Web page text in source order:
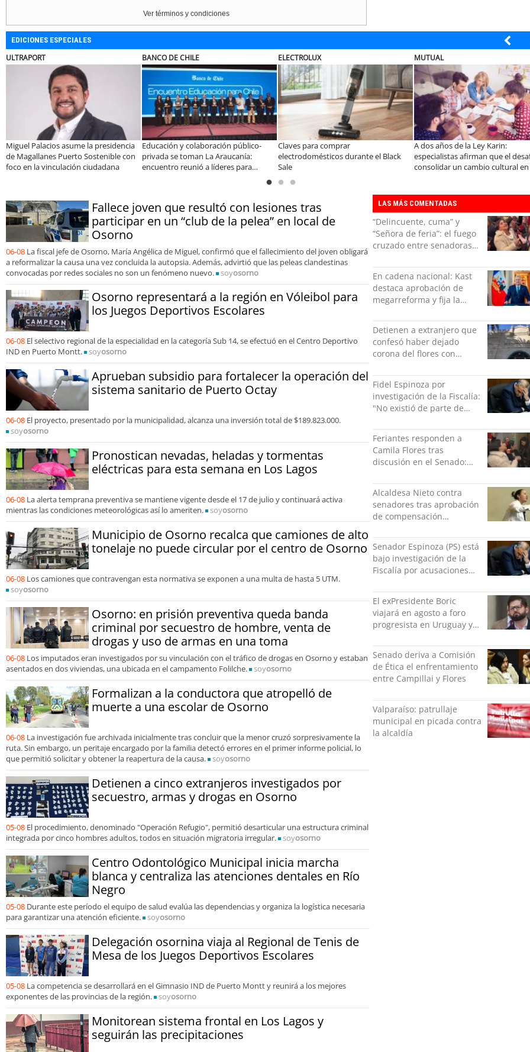
Ver términos y condiciones
EDICIONES ESPECIALES
el Black
A dos años de la Ley Karin:
especialistas afirman que el desafío es
consolidar un cambio cultural en las
¿Qué buscan hoy las familias en la
tecnología para el hogar?
JAC renueva el Sunray y se convierte
en el minibús con la mejor relación
precio-equipamiento
Lanzan
concursos
Emprendedor
Fallece joven que resultó con lesiones tras
participar en un “club de la pelea” en local de
Osorno
06-08 La fiscal jefe de Osorno, María Angélica de Miguel, confirmó que el fallecimiento del joven obligará
a reformalizar la causa una vez concluida la autopsia. Además, advirtió que las peleas clandestinas
convocadas por redes sociales no son un fenómeno nuevo.
soyosorno
Osorno representará a la región en Vóleibol para
los Juegos Deportivos Escolares
06-08 El selectivo regional de la especialidad en la categoría Sub 14, se efectuó en el Centro Deportivo
IND en Puerto Montt.
soyosorno
Aprueban subsidio para fortalecer la operación del
sistema sanitario de Puerto Octay
06-08 El proyecto, presentado por la municipalidad, alcanza una inversión total de $189.823.000.
soyosorno
Pronostican nevadas, heladas y tormentas
eléctricas para esta semana en Los Lagos
06-08 La alerta temprana preventiva se mantiene vigente desde el 17 de julio y continuará activa
mientras las condiciones meteorológicas así lo ameriten.
soyosorno
Municipio de Osorno recalca que camiones de alto
tonelaje no puede circular por el centro de Osorno
06-08 Los camiones que contravengan esta normativa se exponen a una multa de hasta 5 UTM.
soyosorno
Osorno: en prisión preventiva queda banda
criminal por secuestro de hombre, venta de
drogas y uso de armas en una toma
06-08 Los imputados eran investigados por su vinculación con el tráfico de drogas en Osorno y estaban
asentados en dos viviendas, una ubicada en el campamento Folilche.
soyosorno
Formalizan a la conductora que atropelló de
muerte a una escolar de Osorno
06-08 La investigación fue archivada inicialmente tras concluir que la menor cruzó sorpresivamente la
ruta. Sin embargo, un peritaje encargado por la familia detectó errores en el primer informe policial, lo
que permitió solicitar y obtener la reapertura de la causa.
soyosorno
Detienen a cinco extranjeros investigados por
secuestro, armas y drogas en Osorno
05-08 El procedimiento, denominado "Operación Refugio", permitió desarticular una estructura criminal
integrada por cinco hombres adultos, todos en situación migratoria irregular.
soyosorno
Centro Odontológico Municipal inicia marcha
blanca y centraliza las atenciones dentales en Río
Negro
05-08 Durante este período el equipo de salud evalúa las dependencias y organiza la logística necesaria
para garantizar una atención eficiente.
soyosorno
Delegación osornina viaja al Regional de Tenis de
Mesa de los Juegos Deportivos Escolares
05-08 La competencia se desarrollará en el Gimnasio IND de Puerto Montt y reunirá a los mejores
exponentes de las provincias de la región.
soyosorno
Monitorean sistema frontal en Los Lagos y
seguirán las precipitaciones
LAS MÁS COMENTADAS
“Delincuente, cuma” y
“Señora de feria”: el fuego
cruzado entre senadoras
Senado
En cadena nacional: Kast
destaca aprobación de
megarreforma y fija la
desafío del Gobierno
Detienen a extranjero que
confesó haber dejado
corona del flores con
exPenitenciaría
Fidel Espinoza por
investigación de la Fiscalía:
"No existió de parte de
violencia física ni verbal"
Feriantes responden a
Camila Flores tras
discusión en el Senado:
orgullo”
Alcaldesa Nieto contra
senadores tras aprobación
de compensación
indolente"
Senador Espinoza (PS) está
bajo investigación de la
Fiscalía por acusaciones
su pareja
El exPresidente Boric
viajará en agosto a foro
progresista en Uruguay y
Senado deriva a Comisión
de Ética el enfrentamiento
entre Campillai y Flores
Valparaíso: patrullaje
municipal en picada contra
la alcaldía